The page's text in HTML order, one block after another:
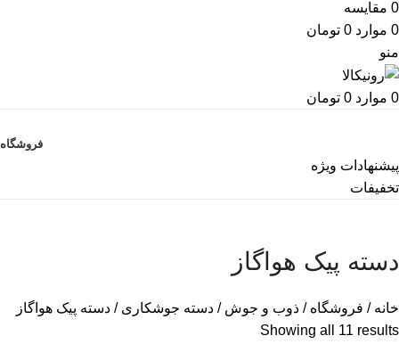
0 مقایسه
0 موارد 0 تومان
منو
0 موارد 0 تومان
فروشگاه
پیشنهادات ویژه
تخفیفات
دسته پیک هواگاز
خانه فروشگاه ذوب و جوش دسته جوشکاری دسته پیک هواگاز
Showing all 11 results